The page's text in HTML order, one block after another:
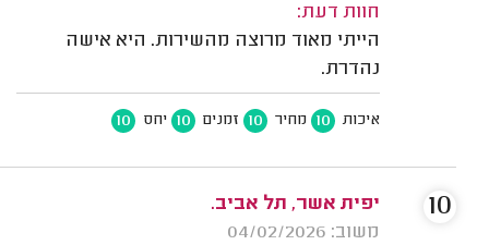
חוות דעת:
הייתי מאוד מרוצה מהשירות. היא אישה
נהדרת.
איכות 10 מחיר 10 זמנים 10 יחס 10
יפית אשר, תל אביב.
משוב: 04/02/2026
10